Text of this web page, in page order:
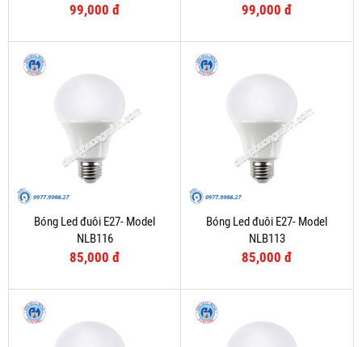
99,000 đ 99,000 đ
Bóng Led đuôi E27- Model
NLB116
85,000 đ
Bóng Led đuôi E27- Model
NLB113
85,000 đ